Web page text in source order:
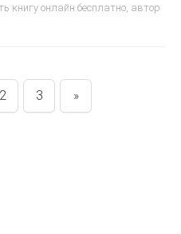
книгу онлайн бесплатно, автор
2 3 »